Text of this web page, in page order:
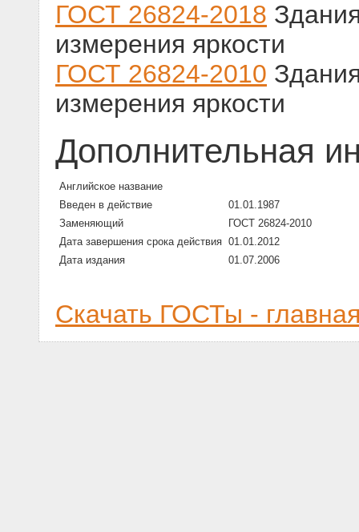
ГОСТ 26824-2018
измерения яркости
ГОСТ 26824-2010
измерения яркости
Дополнительная
Английское название
Введен в действие
01.01.1987
Заменяющий
ГОСТ 26824-2010
Дата завершения срока действия 01.01.2012
Дата издания
01.07.2006
Скачать ГОСТы -